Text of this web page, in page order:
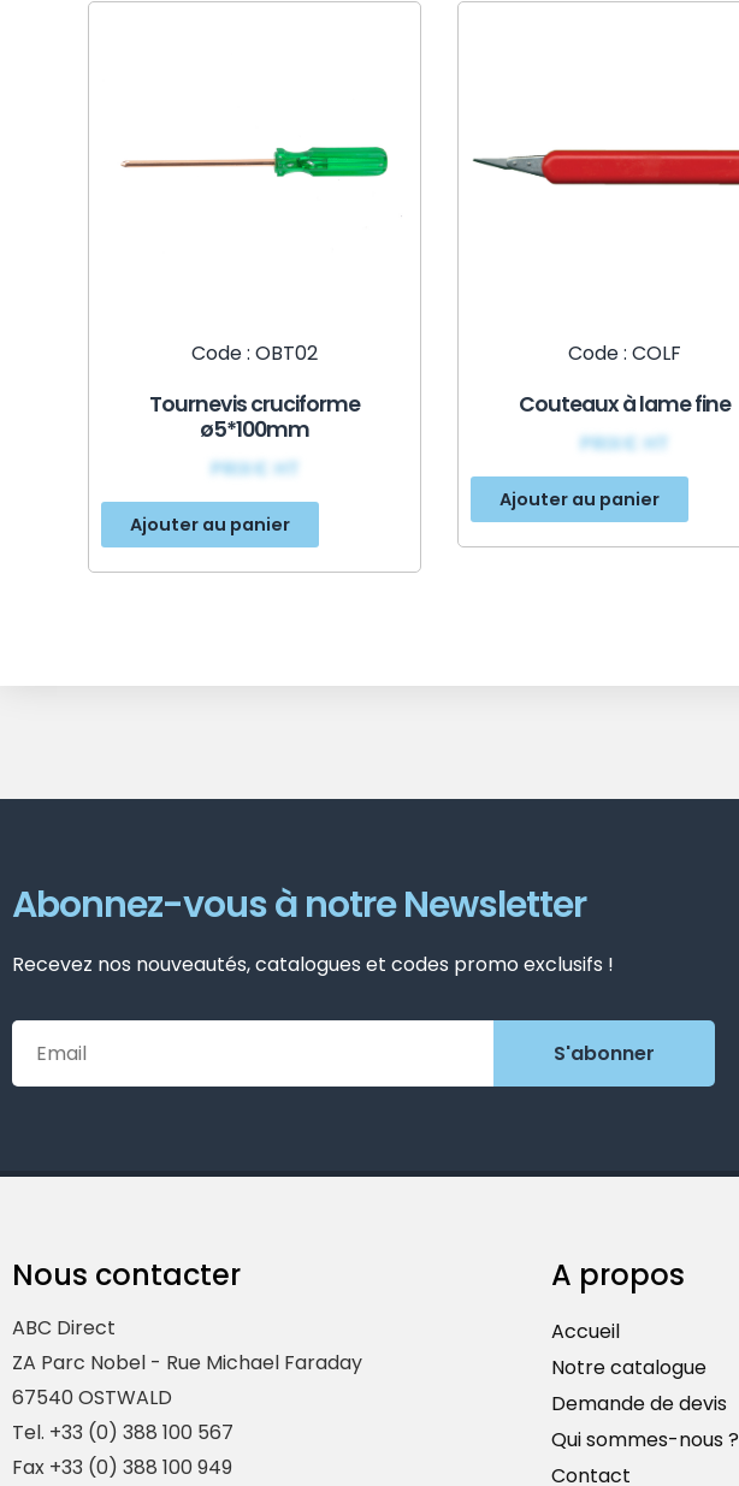
Code : OBT02
Tournevis cruciforme
ø5*100mm
PRIX€ HT
Ajouter au panier
Code : COLF
Couteaux à lame fine
PRIX€ HT
Ajouter au panier
Abonnez-vous à notre Newsletter
Recevez nos nouveautés, catalogues et codes promo exclusifs !
Nous contacter
ABC Direct
ZA Parc Nobel - Rue Michael Faraday
67540 OSTWALD
Tel. +33 (0) 388 100 567
Fax +33 (0) 388 100 949
A propos
Accueil
Notre catalogue
Demande de devis
Qui sommes-nous ?
Contact